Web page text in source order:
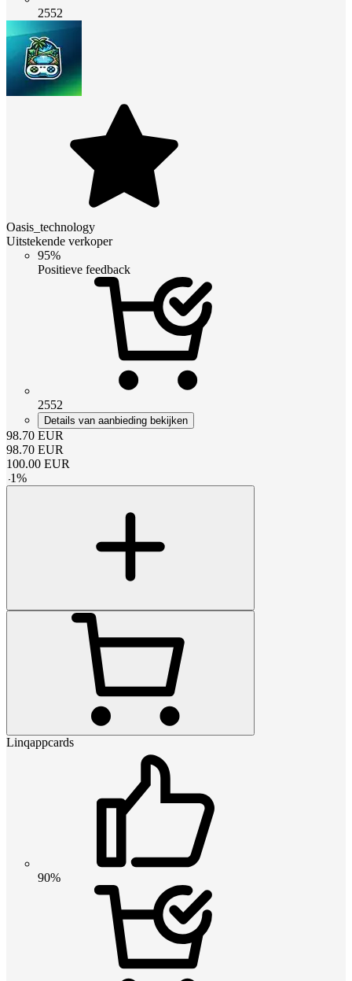
2552
Oasis_technology
Uitstekende verkoper
95%
Positieve feedback
2552
Details van aanbieding bekijken
98.70 EUR
98.70 EUR
100.00 EUR
-1%
Linqappcards
90%